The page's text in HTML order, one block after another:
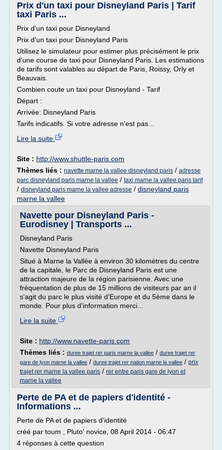
Prix d'un taxi pour Disneyland Paris | Tarif
taxi Paris ...
Prix d'un taxi pour Disneyland
Prix d'un taxi pour Disneyland Paris
Utilisez le simulateur pour estimer plus précisément le prix
d'une course de taxi pour Disneyland Paris. Les estimations
de tarifs sont valables au départ de Paris, Roissy, Orly et
Beauvais.
Combien coute un taxi pour Disneyland - Tarif
Départ :
Arrivée: Disneyland Paris
Tarifs indicatifs. Si votre adresse n'est pas...
Lire la suite
Site : http://www.shuttle-paris.com
Thèmes liés : navette marne la vallee disneyland paris / adresse
parc disneyland paris marne la vallee / taxi marne la vallee paris tarif
/ disneyland paris marne la vallee adresse / disneyland paris
marne la vallee
Navette pour Disneyland Paris -
Eurodisney | Transports ...
Disneyland Paris
Navette Disneyland Paris
Situé à Marne la Vallée à environ 30 kilomètres du centre
de la capitale, le Parc de Disneyland Paris est une
attraction majeure de la région parisienne. Avec une
fréquentation de plus de 15 millions de visiteurs par an il
s'agit du parc le plus visité d'Europe et du 5ème dans le
monde. Pour plus d'information merci...
Lire la suite
Site : http://www.navette-paris.com
Thèmes liés : duree trajet rer paris marne la vallee / duree trajet rer
gare de lyon marne la vallee / duree trajet rer nation marne la vallee / prix
trajet rer marne la vallee paris / rer entre paris gare de lyon et
marne la vallee
Perte de PA et de papiers d'identité -
Informations ...
Perte de PA et de papiers d'identité
créé par toum , Pluto' novice, 08 April 2014 - 06:47
4 réponses à cette question